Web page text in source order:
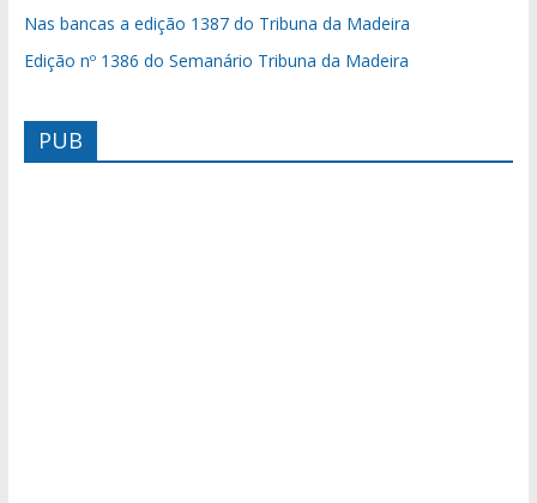
Nas bancas a edição 1387 do Tribuna da Madeira
Edição nº 1386 do Semanário Tribuna da Madeira
PUB